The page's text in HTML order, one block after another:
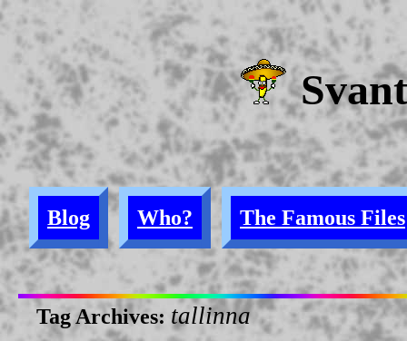
Blog Who? The Famous Files
Tag Archives: tallinna